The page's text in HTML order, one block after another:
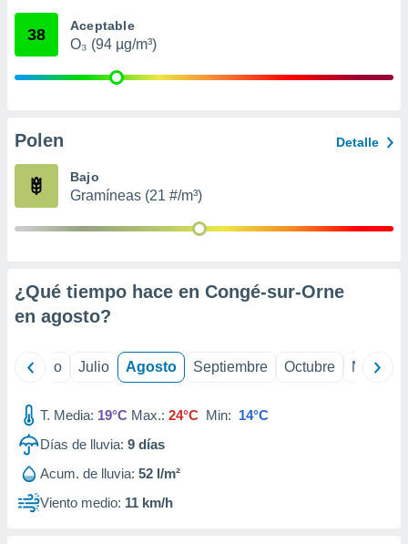
mediante
publicidad
de
38 Aceptable
O₃ (94 µg/m³)
Polen Detalle
Bajo
Gramíneas (21 #/m³)
¿Qué tiempo hace en Congé-sur-Orne
en agosto?
Junio Julio Agosto Septiembre Octubre
T. Media: 19°C Max.: 24°C Min: 14°C
Días de lluvia: 9 días
Acum. de lluvia: 52 l/m²
Viento medio: 11 km/h